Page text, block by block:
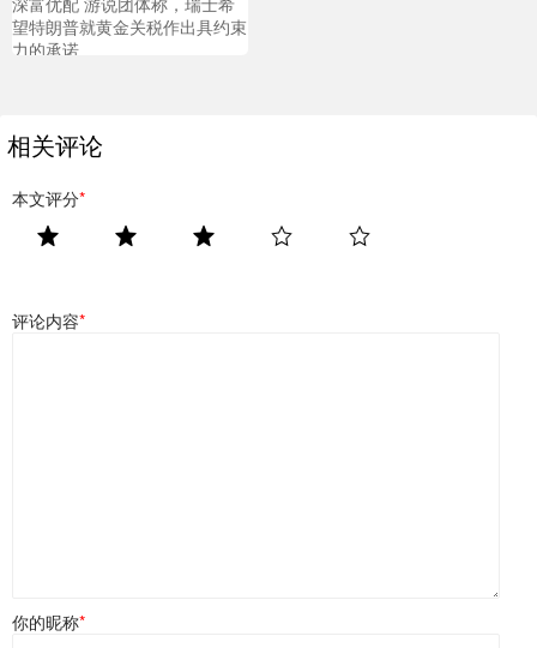
望特朗普就黄金关税作出具约束
力的承诺
相关评论
本文评分*
评论内容*
你的昵称*